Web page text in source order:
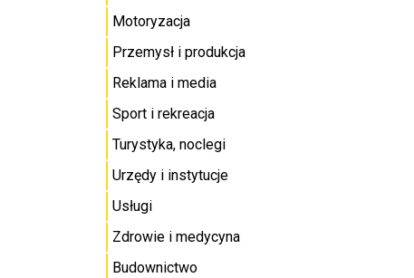
Motoryzacja
Przemysł i produkcja
Reklama i media
Sport i rekreacja
Turystyka, noclegi
Urzędy i instytucje
Usługi
Zdrowie i medycyna
Budownictwo